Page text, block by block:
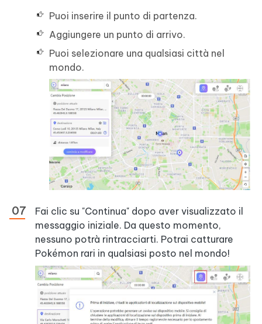
Puoi inserire il punto di partenza.
Aggiungere un punto di arrivo.
Puoi selezionare una qualsiasi città nel
mondo.
Fai clic su "Continua" dopo aver visualizzato il
messaggio iniziale. Da questo momento,
nessuno potrà rintracciarti. Potrai catturare
Pokémon rari in qualsiasi posto nel mondo!